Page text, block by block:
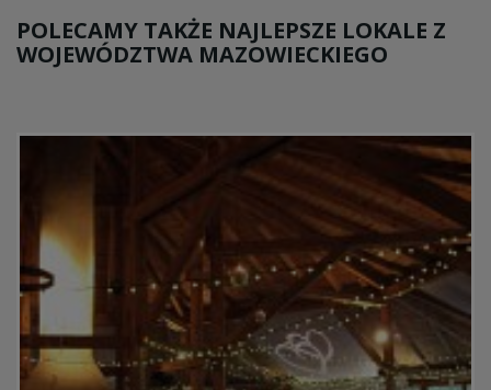
POLECAMY TAKŻE NAJLEPSZE LOKALE Z
WOJEWÓDZTWA MAZOWIECKIEGO